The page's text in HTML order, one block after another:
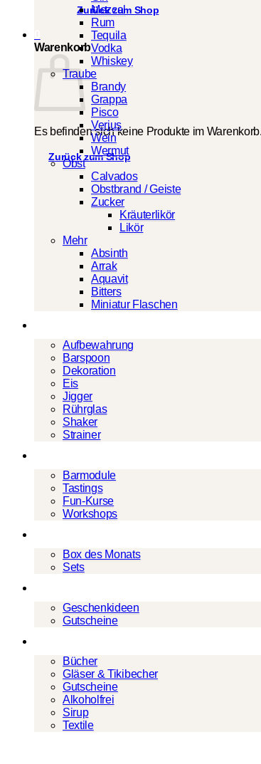
Zurück zum Shop
Warenkorb
Es befinden sich keine Produkte im Warenkorb.
Zurück zum Shop
Mezcal
Rum
Tequila
Vodka
Whiskey
Traube
Brandy
Grappa
Pisco
Verjus
Wein
Wermut
Obst
Calvados
Obstbrand / Geiste
Zucker
Kräuterlikör
Likör
Mehr
Absinth
Arrak
Aquavit
Bitters
Miniatur Flaschen
Aufbewahrung
Barspoon
Dekoration
Eis
Jigger
Rührglas
Shaker
Strainer
Barmodule
Tastings
Fun-Kurse
Workshops
Box des Monats
Sets
Geschenkideen
Gutscheine
Bücher
Gläser & Tikibecher
Gutscheine
Alkoholfrei
Sirup
Textile